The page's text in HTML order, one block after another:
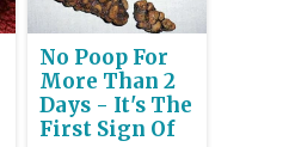
No Poop For
More Than 2
Days - It's The
First Sign Of